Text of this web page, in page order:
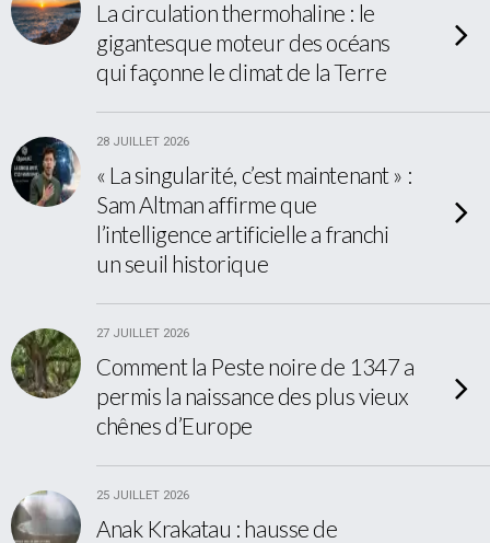
La circulation thermohaline : le
gigantesque moteur des océans
qui façonne le climat de la Terre
28 JUILLET 2026
« La singularité, c’est maintenant » :
Sam Altman affirme que
l’intelligence artificielle a franchi
un seuil historique
27 JUILLET 2026
Comment la Peste noire de 1347 a
permis la naissance des plus vieux
chênes d’Europe
25 JUILLET 2026
Anak Krakatau : hausse de